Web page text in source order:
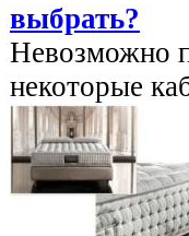
выбрать?
Невозможно
некоторые